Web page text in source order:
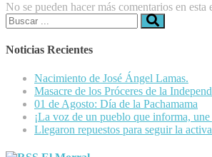
No se pueden hacer más comentarios en esta
Buscar:
Noticias Recientes
Nacimiento de José Ángel Lamas.
Masacre de los Próceres de la
01 de Agosto: Día de la Pachamama
¡La voz de un pueblo que informa,
Llegaron repuestos para seguir la